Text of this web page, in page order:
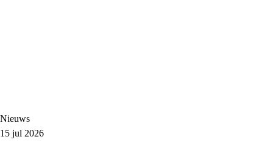
Nieuws
15 jul 2026